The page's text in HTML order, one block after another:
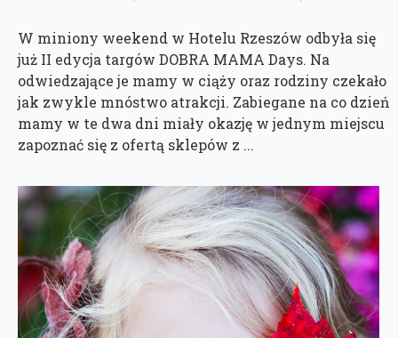
W miniony weekend w Hotelu Rzeszów odbyła się
już II edycja targów DOBRA MAMA Days. Na
odwiedzające je mamy w ciąży oraz rodziny czekało
jak zwykle mnóstwo atrakcji. Zabiegane na co dzień
mamy w te dwa dni miały okazję w jednym miejscu
zapoznać się z ofertą sklepów z ...